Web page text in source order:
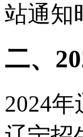
站通知
二、
2024